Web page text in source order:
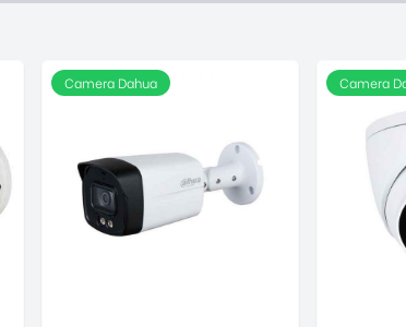
Camera Dahua Camera